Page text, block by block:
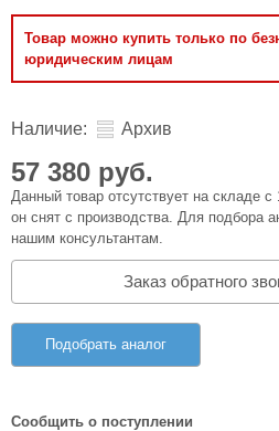
Товар можно купить только по
юридическим лицам
Наличие: Архив
57 380 руб.
Данный товар отсутствует на складе
он снят с производства. Для подбора
нашим консультантам.
Заказ обратного
Подобрать аналог
Сообщить о поступлении